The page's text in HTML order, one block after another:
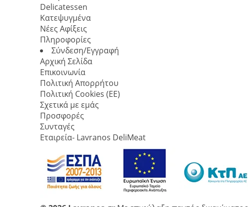
Delicatessen
Κατεψυγμένα
Νέες Αφίξεις
Πληροφορίες
Σύνδεση/Εγγραφή
Αρχική Σελίδα
Επικοινωνία
Πολιτική Απορρήτου
Πολιτική Cookies (ΕΕ)
Σχετικά με εμάς
Προσφορές
Συνταγές
Εταιρεία- Lavranos DeliMeat